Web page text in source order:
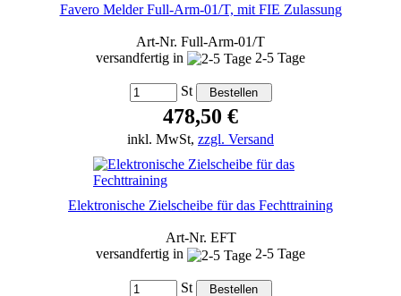
Favero Melder Full-Arm-01/T, mit FIE Zulassung
Art-Nr. Full-Arm-01/T
versandfertig in
2-5 Tage
St
478,50 €
inkl. MwSt, zzgl. Versand
Elektronische Zielscheibe für das Fechttraining
Art-Nr. EFT
versandfertig in
2-5 Tage
St